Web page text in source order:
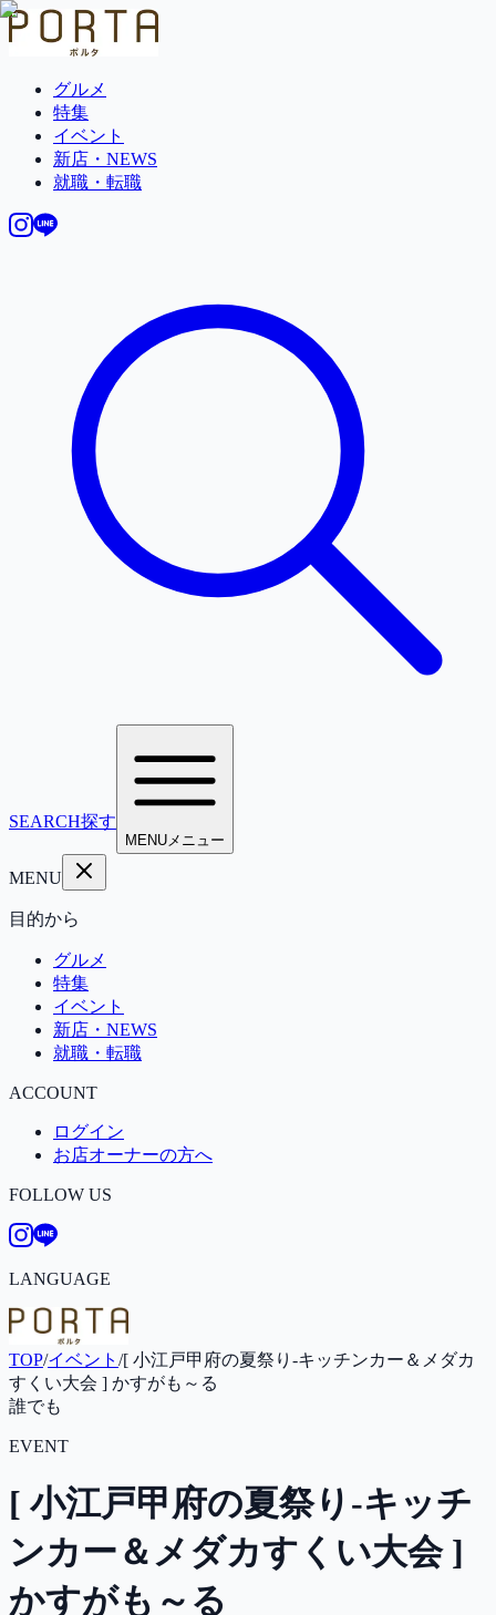
グルメ
特集
イベント
新店・NEWS
就職・転職
SEARCH探す
MENUメニュー
MENU
目的から
グルメ
特集
イベント
新店・NEWS
就職・転職
ACCOUNT
ログイン
お店オーナーの方へ
FOLLOW US
LANGUAGE
TOP/イベント /[ 小江戸甲府の夏祭り-キッチンカー＆メダカ
すくい大会 ] かすがも～る
誰でも
EVENT
[ 小江戸甲府の夏祭り-キッチ
ンカー＆メダカすくい大会 ]
かすがも～る